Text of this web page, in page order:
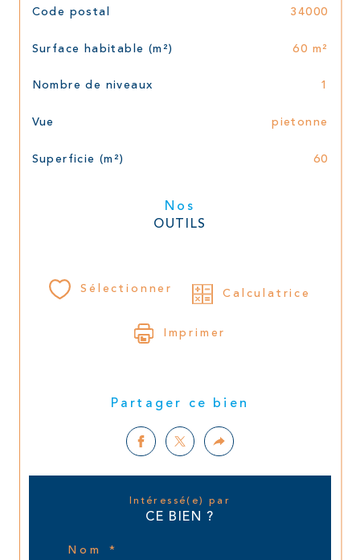
Code postal 34000
Surface habitable (m²) 60 m²
Nombre de niveaux 1
Vue pietonne
Superficie (m²) 60
Nos
OUTILS
Sélectionner Calculatrice
Imprimer
Partager ce bien
Intéressé(e) par
CE BIEN ?
Nom *